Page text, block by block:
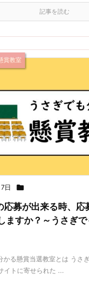
記事を読む
日 
賞教室
応募が出来る時、応
ますか？～うさぎ
る懸賞当選教室とは うさ
イトに寄せられた ...